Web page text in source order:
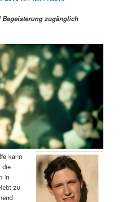
zugänglich
kann
die
in
zu